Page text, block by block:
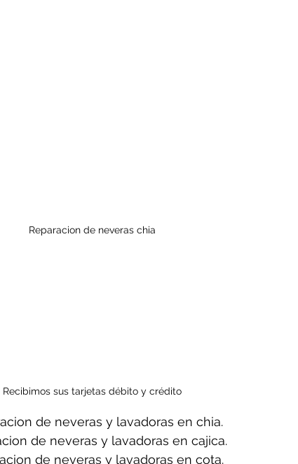
Reparacion de neveras chia
Recibimos sus tarjetas débito y crédito
de neveras y lavadoras en chia.
de neveras y lavadoras en cajica.
de neveras y lavadoras en cota.